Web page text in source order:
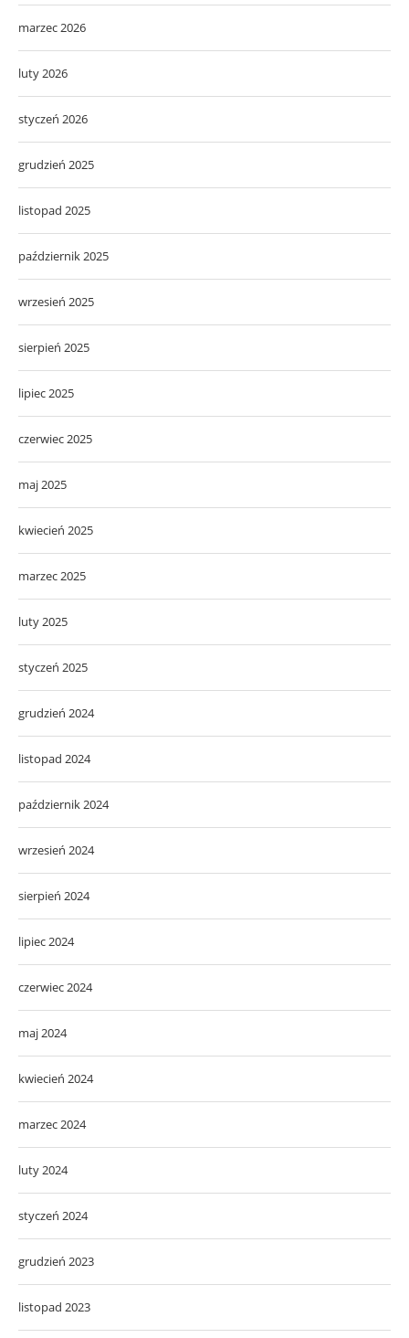
marzec 2026
luty 2026
styczeń 2026
grudzień 2025
listopad 2025
październik 2025
wrzesień 2025
sierpień 2025
lipiec 2025
czerwiec 2025
maj 2025
kwiecień 2025
marzec 2025
luty 2025
styczeń 2025
grudzień 2024
listopad 2024
październik 2024
wrzesień 2024
sierpień 2024
lipiec 2024
czerwiec 2024
maj 2024
kwiecień 2024
marzec 2024
luty 2024
styczeń 2024
grudzień 2023
listopad 2023